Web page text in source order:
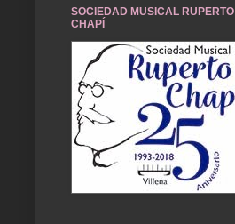
SOCIEDAD MUSICAL RUPERTO
CHAPÍ